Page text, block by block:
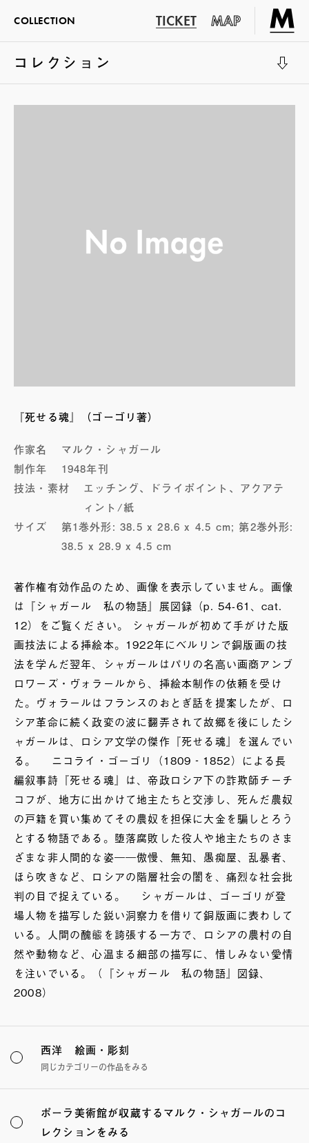
COLLECTION TICKET MAP
コレクション
展示室1
『死せる魂』（ゴーゴリ著）
作家名
マルク・シャガール
制作年
1948年刊
技法・素材
エッチング、ドライポイント、アクアテ
ィント/紙
サイズ
第1巻外形: 38.5 x 28.6 x 4.5 cm; 第2巻外形:
38.5 x 28.9 x 4.5 cm
著作権有効作品のため、画像を表示していません。画像
は『シャガール 私の物語』展図録（p. 54-61、cat.
12）をご覧ください。 シャガールが初めて手がけた版
画技法による挿絵本。1922年にベルリンで銅版画の技
法を学んだ翌年、シャガールはパリの名高い画商アンブ
ロワーズ・ヴォラールから、挿絵本制作の依頼を受け
た。ヴォラールはフランスのおとぎ話を提案したが、ロ
シア革命に続く政変の波に翻弄されて故郷を後にしたシ
ャガールは、ロシア文学の傑作『死せる魂』を選んでい
る。 ニコライ・ゴーゴリ（1809‐1852）による長
編叙事詩『死せる魂』は、帝政ロシア下の詐欺師チーチ
コフが、地方に出かけて地主たちと交渉し、死んだ農奴
の戸籍を買い集めてその農奴を担保に大金を騙しとろう
とする物語である。堕落腐敗した役人や地主たちのさま
ざまな非人間的な姿――傲慢、無知、愚痴屋、乱暴者、
ほら吹きなど、ロシアの階層社会の闇を、痛烈な社会批
判の目で捉えている。 シャガールは、ゴーゴリが登
場人物を描写した鋭い洞察力を借りて銅版画に表わして
いる。人間の醜態を誇張する一方で、ロシアの農村の自
然や動物など、心温まる細部の描写に、惜しみない愛情
を注いでいる。（『シャガール 私の物語』図録、
2008）
西洋 絵画・彫刻
同じカテゴリーの作品をみる
ポーラ美術館が収蔵するマルク・シャガールのコ
レクションをみる